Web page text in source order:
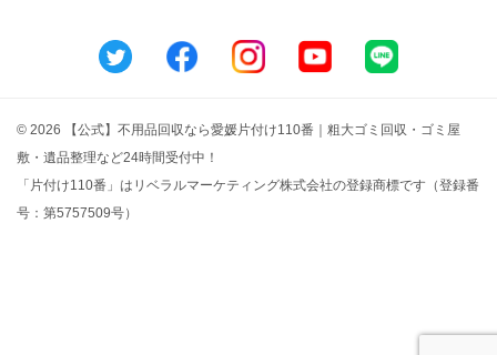
© 2026 【公式】不用品回収なら愛媛片付け110番｜粗大ゴミ回収・ゴミ屋
敷・遺品整理など24時間受付中！
「片付け110番」はリベラルマーケティング株式会社の登録商標です（登録番
号：第5757509号）